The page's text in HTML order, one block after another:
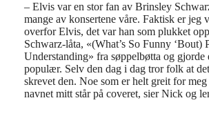
– Elvis var en stor fan av Brinsley
mange av konsertene våre. Faktisk er jeg
overfor Elvis, det var han som plukket
Schwarz-låta, «(What’s So Funny ‘Bout)
Understanding» fra søppelbøtta og gjorde
populær. Selv den dag i dag tror folk at
skrevet den. Noe som er helt greit for meg
navnet mitt står på coveret, sier Nick og